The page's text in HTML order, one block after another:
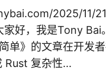
2025/
好，我是Tony Bai
单》的文章在开发
Rust 复杂性...